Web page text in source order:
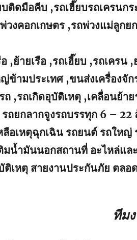
บติดมือคีบ ,รถเฮี๊ยบรถเครน
วงคอกเกษตร ,รถพ่วงแม่ลูกย
,ย้ายเรือ ,รถเฮี๊ยบ ,รถเครน
ข้ามประเทศ ,ขนส่งเครื่องจั
ถ ,รถเกิดอุบัติเหตุ ,เคลื่อนย้า
รถยกลากจูงรถบรรทุก 6 – 22
ลือเหตุฉุกเฉิน รถยนต์ รถให
มน้ำมันนอกสถานที่ อะไหล่แ
ติเหตุ สายงานประกันภัย ตลอ
ทีม